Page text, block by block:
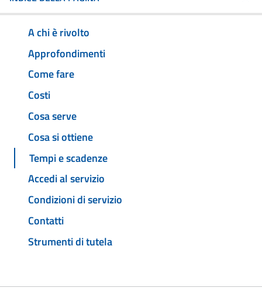
A chi è rivolto
Approfondimenti
Come fare
Costi
Cosa serve
Cosa si ottiene
Tempi e scadenze
Accedi al servizio
Condizioni di servizio
Contatti
Strumenti di tutela